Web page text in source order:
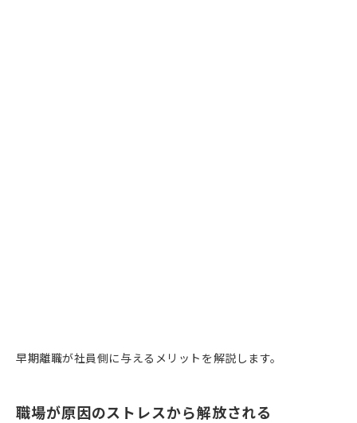
早期離職が社員側に与えるメリットを解説します。
職場が原因のストレスから解放される